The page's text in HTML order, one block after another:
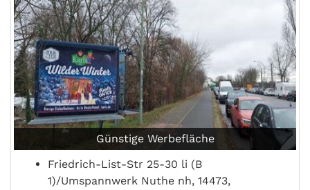
Günstige Werbefläche
Friedrich-List-Str 25-30 li (B
1)/Umspannwerk Nuthe nh, 14473,